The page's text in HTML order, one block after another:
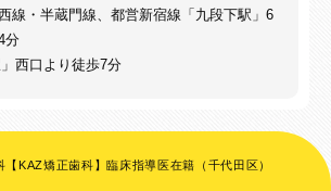
線・半蔵門線、都営新宿線「九段下駅」6
分
西口より徒歩7分
【KAZ矯正歯科】臨床指導医在籍（千代田区）